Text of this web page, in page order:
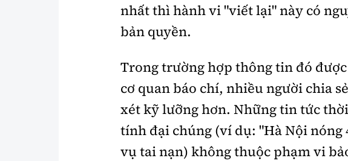
nhất thì hành vi "viết lại" này có
bản quyền.
Trong trường hợp thông tin đó
cơ quan báo chí, nhiều người chia
xét kỹ lưỡng hơn. Những tin tức
tính đại chúng (ví dụ: "Hà Nội nóng
vụ tai nạn) không thuộc phạm vi